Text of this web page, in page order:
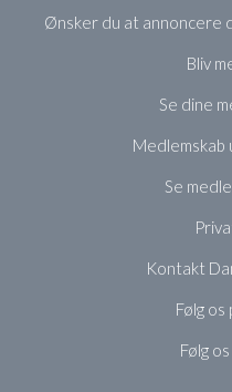
Ønsker du at annoncere
Bliv
Se dine
Medlemskab
Se
Kontakt
Følg os
Følg